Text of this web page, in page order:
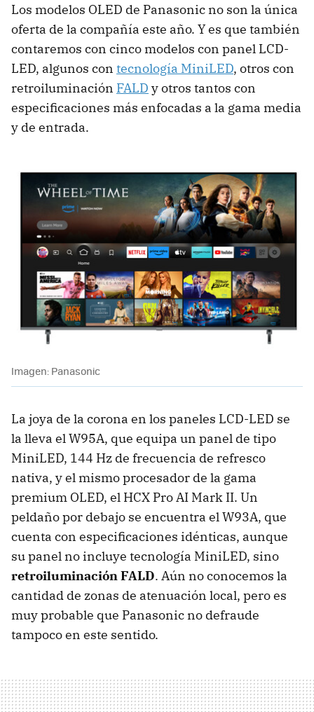
Los modelos OLED de Panasonic no son la única
oferta de la compañía este año. Y es que también
contaremos con cinco modelos con panel LCD-
LED, algunos con tecnología MiniLED, otros con
retroiluminación FALD y otros tantos con
especificaciones más enfocadas a la gama media
y de entrada.
Imagen: Panasonic
La joya de la corona en los paneles LCD-LED se
la lleva el W95A, que equipa un panel de tipo
MiniLED, 144 Hz de frecuencia de refresco
nativa, y el mismo procesador de la gama
premium OLED, el HCX Pro AI Mark II. Un
peldaño por debajo se encuentra el W93A, que
cuenta con especificaciones idénticas, aunque
su panel no incluye tecnología MiniLED, sino
retroiluminación FALD. Aún no conocemos la
cantidad de zonas de atenuación local, pero es
muy probable que Panasonic no defraude
tampoco en este sentido.